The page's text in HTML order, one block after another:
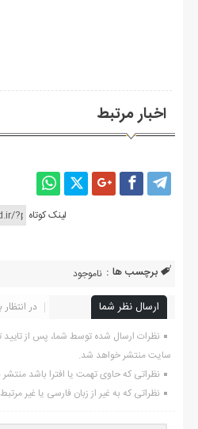
اخبار مرتبط
لینک کوتاه
برچسب ها : ناموجود
ارسال نظر شما
در انتظار
نظرات ارسال شده توسط شما، پس از
سایت منتشر خواهد شد.
نظراتی که حاوی تهمت یا افترا باشد
نظراتی که به غیر از زبان فارسی یا غیر